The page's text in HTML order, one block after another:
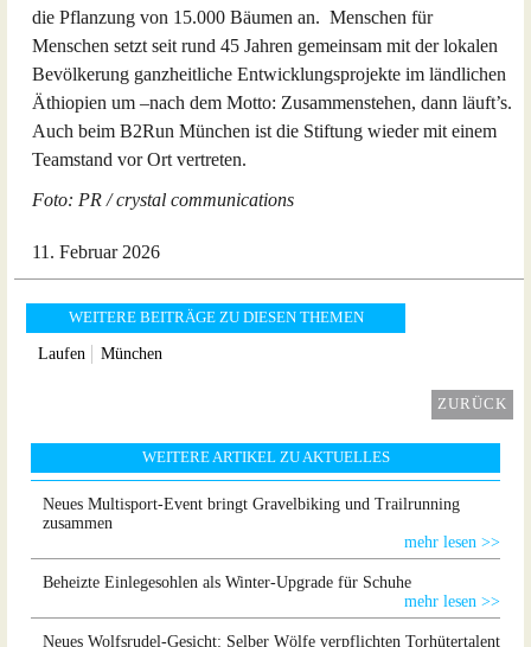
die Pflanzung von 15.000 Bäumen an. Menschen für
Menschen setzt seit rund 45 Jahren gemeinsam mit der lokalen
Bevölkerung ganzheitliche Entwicklungsprojekte im ländlichen
Äthiopien um –nach dem Motto: Zusammenstehen, dann läuft’s.
Auch beim B2Run München ist die Stiftung wieder mit einem
Teamstand vor Ort vertreten.
Foto: PR / crystal communications
11. Februar 2026
WEITERE BEITRÄGE ZU DIESEN THEMEN
Laufen München
ZURÜCK
WEITERE ARTIKEL ZU AKTUELLES
Neues Multisport-Event bringt Gravelbiking und Trailrunning
zusammen
mehr lesen >>
Beheizte Einlegesohlen als Winter-Upgrade für Schuhe
mehr lesen >>
Neues Wolfsrudel-Gesicht: Selber Wölfe verpflichten Torhütertalent